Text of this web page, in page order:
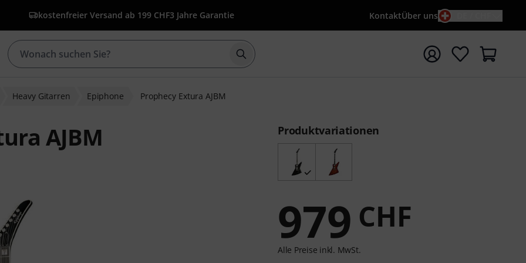
kostenfreier Versand ab 199 CHF3 Jahre Garantie KontaktÜber uns
Suche mit Suchwort {searchTerm} starten
Heavy Gitarren Epiphone Prophecy Extura AJBM
AJBM Produktvariationen
979 CHF
Alle Preise inkl. MwSt.